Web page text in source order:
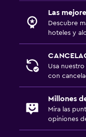
Las
Descubre
hoteles y
Usa
con
Millones
Mira las
opiniones